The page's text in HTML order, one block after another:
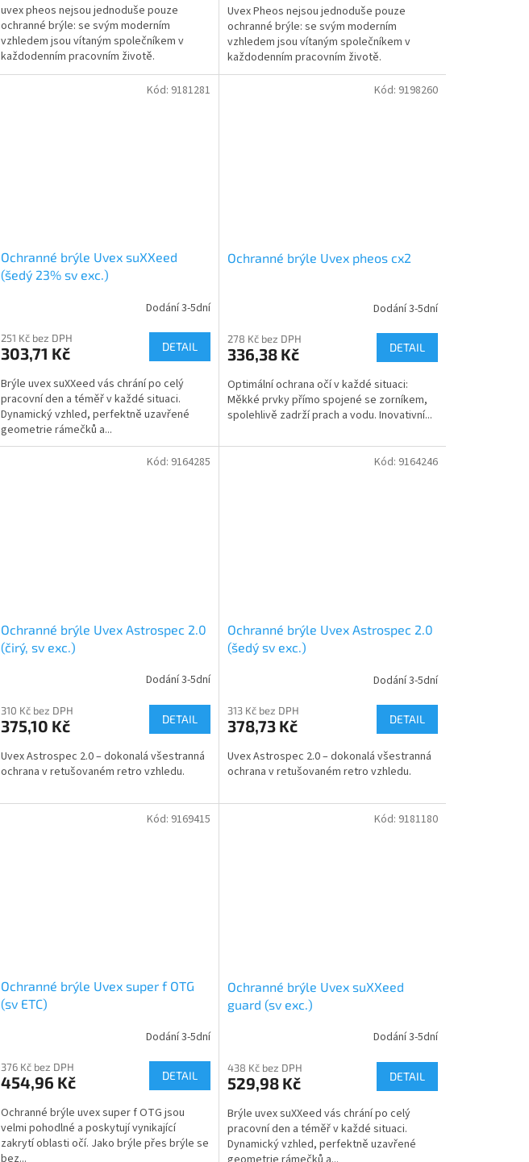
uvex pheos nejsou jednoduše pouze
ochranné brýle: se svým moderním
vzhledem jsou vítaným společníkem v
každodenním pracovním životě.
Uvex Pheos nejsou jednoduše pouze
ochranné brýle: se svým moderním
vzhledem jsou vítaným společníkem v
každodenním pracovním životě.
Ochranné brýle Uvex suXXeed
(šedý 23% sv exc.)
Dodání 3-5dní
251 Kč bez DPH
303,71 Kč DETAIL
Brýle uvex suXXeed vás chrání po celý
pracovní den a téměř v každé situaci.
Dynamický vzhled, perfektně uzavřené
geometrie rámečků a...
Kód: 9181281
Ochranné brýle Uvex pheos cx2
Dodání 3-5dní
278 Kč bez DPH
336,38 Kč DETAIL
Optimální ochrana očí v každé situaci:
Měkké prvky přímo spojené se zorníkem,
spolehlivě zadrží prach a vodu. Inovativní...
Kód: 9198260
Ochranné brýle Uvex Astrospec 2.0
(čirý, sv exc.)
Dodání 3-5dní
310 Kč bez DPH
375,10 Kč DETAIL
Uvex Astrospec 2.0 – dokonalá všestranná
ochrana v retušovaném retro vzhledu.
Kód: 9164285
Ochranné brýle Uvex Astrospec 2.0
(šedý sv exc.)
Dodání 3-5dní
313 Kč bez DPH
378,73 Kč DETAIL
Uvex Astrospec 2.0 – dokonalá všestranná
ochrana v retušovaném retro vzhledu.
Kód: 9164246
Ochranné brýle Uvex super f OTG
(sv ETC)
Dodání 3-5dní
376 Kč bez DPH
454,96 Kč DETAIL
Ochranné brýle uvex super f OTG jsou
velmi pohodlné a poskytují vynikající
zakrytí oblasti očí. Jako brýle přes brýle se
Kód: 9169415
Ochranné brýle Uvex suXXeed
guard (sv exc.)
Dodání 3-5dní
438 Kč bez DPH
529,98 Kč DETAIL
Brýle uvex suXXeed vás chrání po celý
pracovní den a téměř v každé situaci.
Dynamický vzhled, perfektně uzavřené
Kód: 9181180